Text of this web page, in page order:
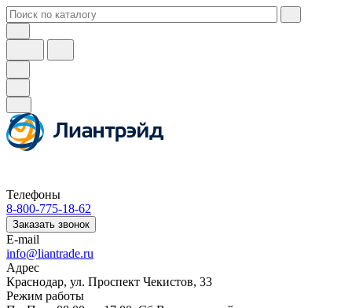
Телефоны
8-800-775-18-62
Заказать звонок
E-mail
info@liantrade.ru
Адрес
Краснодар, ул. Проспект Чекистов, 33
Режим работы